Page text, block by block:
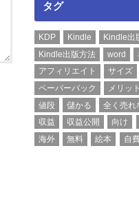
タグ
KDP Kindle Kindle出
Kindle出版方法
word
アフィリエイト
サイズ
ペーパーバック
メリット
値段
儲かる 全く売れ
収益
収益公開 向け
海外
無料 絵本 自